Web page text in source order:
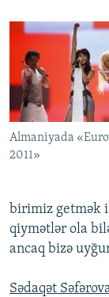
Almaniyada
2011»
birimiz getmək
qiymətlər ola
ancaq bizə
Sədaqət